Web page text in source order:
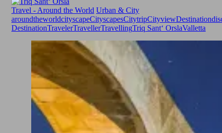
Travel - Around the World Urban & City
aroundtheworldcityscapeCityscapesCitytripCityviewDestination
DestinationTravelerTravellerTravellingTriq Sant‘ OrslaValletta